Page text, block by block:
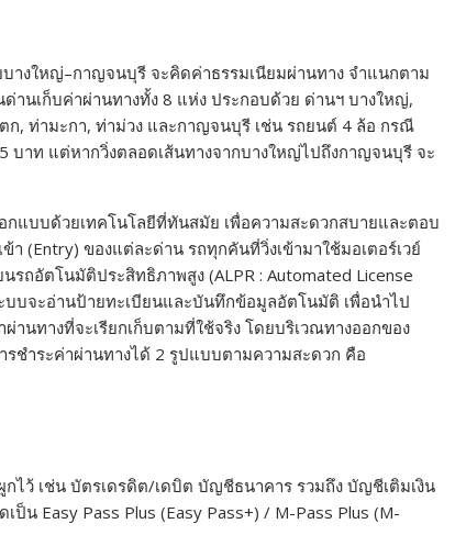
บางใหญ่–กาญจนบุรี จะคิดค่าธรรมเนียมผ่านทาง จำแนกตาม
านเก็บค่าผ่านทางทั้ง 8 แห่ง ประกอบด้วย ด่านฯ บางใหญ่,
, ท่ามะกา, ท่าม่วง และกาญจนบุรี เช่น รถยนต์ 4 ล้อ กรณี
บาท แต่หากวิ่งตลอดเส้นทางจากบางใหญ่ไปถึงกาญจนบุรี จะ
กแบบด้วยเทคโนโลยีที่ทันสมัย เพื่อความสะดวกสบายและตอบ
(Entry) ของแต่ละด่าน รถทุกคันที่วิ่งเข้ามาใช้มอเตอร์เวย์
ถอัตโนมัติประสิทธิภาพสูง (ALPR : Automated License
บบจะอ่านป้ายทะเบียนและบันทึกข้อมูลอัตโนมัติ เพื่อนำไป
นทางที่จะเรียกเก็บตามที่ใช้จริง โดยบริเวณทางออกของ
รชำระค่าผ่านทางได้ 2 รูปแบบตามความสะดวก คือ
ไว้ เช่น บัตรเดรดิต/เดบิต บัญชีธนาคาร รวมถึง บัญชีเติมเงิน
ป็น Easy Pass Plus (Easy Pass+) / M-Pass Plus (M-